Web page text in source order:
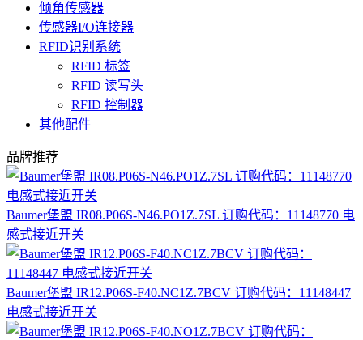
倾角传感器
传感器I/O连接器
RFID识别系统
RFID 标签
RFID 读写头
RFID 控制器
其他配件
品牌推荐
Baumer堡盟 IR08.P06S-N46.PO1Z.7SL 订购代码：11148770 电
感式接近开关
Baumer堡盟 IR12.P06S-F40.NC1Z.7BCV 订购代码：11148447
电感式接近开关